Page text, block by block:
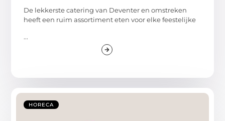
De lekkerste catering van Deventer en omstreken
heeft een ruim assortiment eten voor elke feestelijke
...
HORECA